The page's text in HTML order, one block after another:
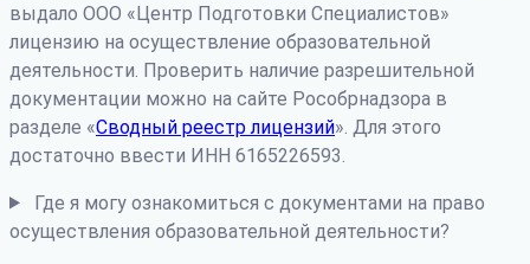
выдало ООО «Центр Подготовки Специалистов»
лицензию на осуществление образовательной
деятельности. Проверить наличие разрешительной
документации можно на сайте Рособрнадзора в
разделе «Сводный реестр лицензий». Для этого
достаточно ввести ИНН 6165226593.
Где я могу ознакомиться с документами на право
осуществления образовательной деятельности?